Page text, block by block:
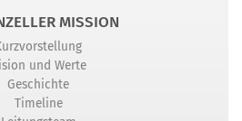
MISSION
und Werte
Geschichte
Timeline